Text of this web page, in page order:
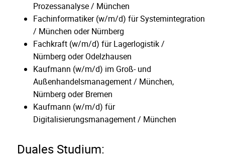
Prozessanalyse / München
Fachinformatiker (w/m/d) für Systemintegration
/ München oder Nürnberg
Fachkraft (w/m/d) für Lagerlogistik /
Nürnberg oder Odelzhausen
Kaufmann (w/m/d) im Groß- und
Außenhandelsmanagement / München,
Nürnberg oder Bremen
Kaufmann (w/m/d) für
Digitalisierungsmanagement / München
Duales Studium: